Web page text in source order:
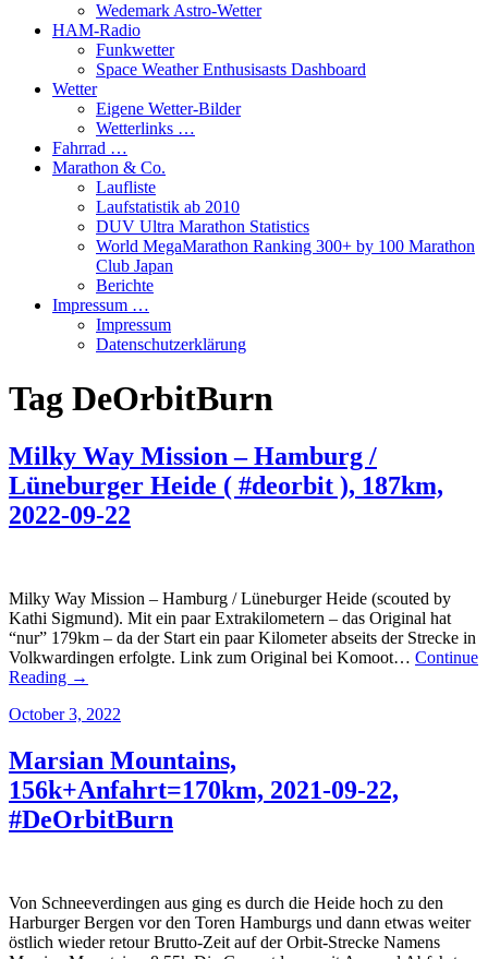
Wedemark Astro-Wetter
HAM-Radio
Funkwetter
Space Weather Enthusisasts Dashboard
Wetter
Eigene Wetter-Bilder
Wetterlinks …
Fahrrad …
Marathon & Co.
Laufliste
Laufstatistik ab 2010
DUV Ultra Marathon Statistics
World MegaMarathon Ranking 300+ by 100 Marathon
Club Japan
Berichte
Impressum …
Impressum
Datenschutzerklärung
Tag DeOrbitBurn
Milky Way Mission – Hamburg /
Lüneburger Heide ( #deorbit ), 187km,
2022-09-22
Milky Way Mission – Hamburg / Lüneburger Heide (scouted by
Kathi Sigmund). Mit ein paar Extrakilometern – das Original hat
“nur” 179km – da der Start ein paar Kilometer abseits der Strecke in
Volkwardingen erfolgte. Link zum Original bei Komoot… Continue
Reading →
October 3, 2022
Marsian Mountains,
156k+Anfahrt=170km, 2021-09-22,
#DeOrbitBurn
Von Schneeverdingen aus ging es durch die Heide hoch zu den
Harburger Bergen vor den Toren Hamburgs und dann etwas weiter
östlich wieder retour Brutto-Zeit auf der Orbit-Strecke Namens